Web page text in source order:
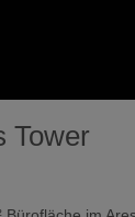
Tower